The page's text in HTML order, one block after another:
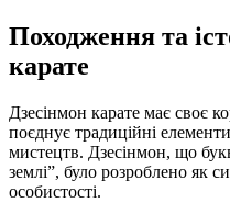
Походження та
карате
Дзесінмон карате має своє
поєднує традиційні
мистецтв. Дзесінмон, що
землі”, було розроблено як
особистості.